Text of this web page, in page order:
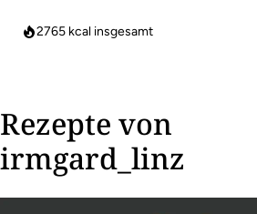
2765 kcal insgesamt
Rezepte von
irmgard_linz